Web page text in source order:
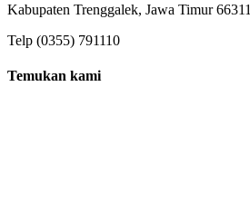
Kabupaten Trenggalek, Jawa Timur 66311
Telp (0355) 791110
Temukan kami